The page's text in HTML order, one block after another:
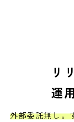
リ
運
外部委託無し。